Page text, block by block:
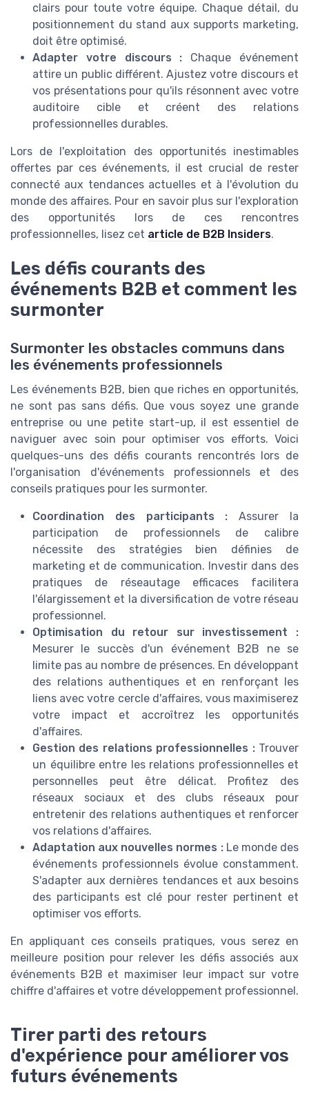
clairs pour toute votre équipe. Chaque détail, du
positionnement du stand aux supports marketing,
doit être optimisé.
Adapter votre discours : Chaque événement
attire un public différent. Ajustez votre discours et
vos présentations pour qu'ils résonnent avec votre
auditoire cible et créent des relations
professionnelles durables.
Lors de l'exploitation des opportunités inestimables
offertes par ces événements, il est crucial de rester
connecté aux tendances actuelles et à l'évolution du
monde des affaires. Pour en savoir plus sur l'exploration
des opportunités lors de ces rencontres
professionnelles, lisez cet article de B2B Insiders.
Les défis courants des
événements B2B et comment les
surmonter
Surmonter les obstacles communs dans
les événements professionnels
Les événements B2B, bien que riches en opportunités,
ne sont pas sans défis. Que vous soyez une grande
entreprise ou une petite start-up, il est essentiel de
naviguer avec soin pour optimiser vos efforts. Voici
quelques-uns des défis courants rencontrés lors de
l'organisation d'événements professionnels et des
conseils pratiques pour les surmonter.
Coordination des participants : Assurer la
participation de professionnels de calibre
nécessite des stratégies bien définies de
marketing et de communication. Investir dans des
pratiques de réseautage efficaces facilitera
l'élargissement et la diversification de votre réseau
professionnel.
Optimisation du retour sur investissement :
Mesurer le succès d'un événement B2B ne se
limite pas au nombre de présences. En développant
des relations authentiques et en renforçant les
liens avec votre cercle d'affaires, vous maximiserez
votre impact et accroîtrez les opportunités
d'affaires.
Gestion des relations professionnelles :Trouver
un équilibre entre les relations professionnelles et
personnelles peut être délicat. Profitez des
réseaux sociaux et des clubs réseaux pour
entretenir des relations authentiques et renforcer
vos relations d'affaires.
Adaptation aux nouvelles normes :Le monde des
événements professionnels évolue constamment.
S'adapter aux dernières tendances et aux besoins
des participants est clé pour rester pertinent et
optimiser vos efforts.
En appliquant ces conseils pratiques, vous serez en
meilleure position pour relever les défis associés aux
événements B2B et maximiser leur impact sur votre
chiffre d'affaires et votre développement professionnel.
Tirer parti des retours
d'expérience pour améliorer vos
futurs événements